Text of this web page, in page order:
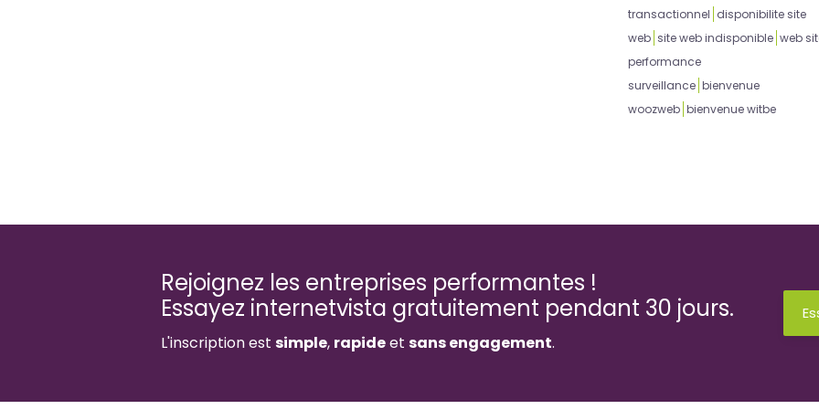
transactionnel disponibilite site
web site web indisponible web
performance
surveillance bienvenue
woozweb bienvenue witbe
Rejoignez les entreprises performantes !
Essayez internetvista gratuitement pendant 30 jours.
L'inscription est simple, rapideet sans engagement.